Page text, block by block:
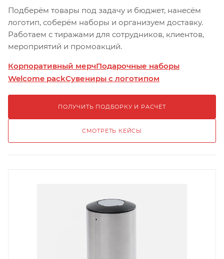
Подберём товары под задачу и бюджет, нанесём
логотип, соберём наборы и организуем доставку.
Работаем с тиражами для сотрудников, клиентов,
мероприятий и промоакций.
Корпоративный мерчПодарочные наборы
Welcome packСувениры с логотипом
ПОЛУЧИТЬ ПОДБОРКУ И РАСЧЁТ
СМОТРЕТЬ КЕЙСЫ